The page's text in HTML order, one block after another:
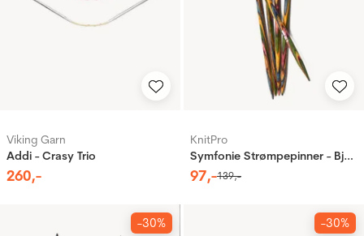
Viking Garn
Addi - Crasy Trio
260,-
KnitPro
Symfonie Strømpepinner - Bjørk
97,-139,-
-30% -30%